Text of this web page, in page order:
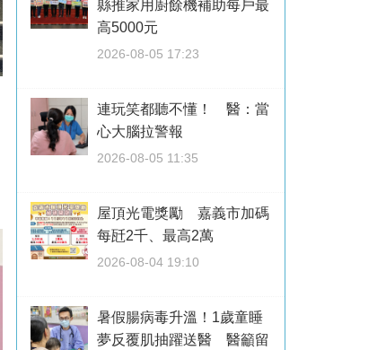
縣推家用廚餘機補助每戶最
高5000元
2026-08-05 17:23
連玩笑都聽不懂！ 醫：當
心大腦拉警報
2026-08-05 11:35
屋頂光電獎勵 嘉義市加碼
每瓩2千、最高2萬
2026-08-04 19:10
暑假腸病毒升溫！1歲童睡
夢反覆肌抽躍送醫 醫籲留